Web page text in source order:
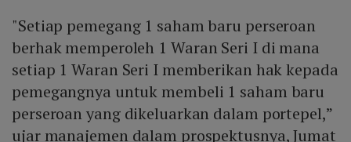
"Setiap pemegang 1 saham baru perseroan
berhak memperoleh 1 Waran Seri I di mana
setiap 1 Waran Seri I memberikan hak kepada
pemegangnya untuk membeli 1 saham baru
perseroan yang dikeluarkan dalam portepel,”
ujar manajemen dalam prospektusnya, Jumat